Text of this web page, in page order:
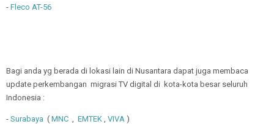
- Fleco AT-56
Bagi anda yg berada di lokasi lain di Nusantara dapat juga membaca
update perkembangan migrasi TV digital di kota-kota besar seluruh
Indonesia :
- Surabaya ( MNC EMTEK VIVA )